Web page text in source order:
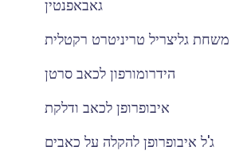
גאבאפנטין
משחת גליצריל טריניטרט רקטלית
הידרומורפון לכאב סרטן
איבופרופן לכאב ודלקת
ג'ל איבופרופן להקלה על כאבים